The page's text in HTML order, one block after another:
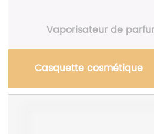
Vaporisateur de
Casquette cosmétique